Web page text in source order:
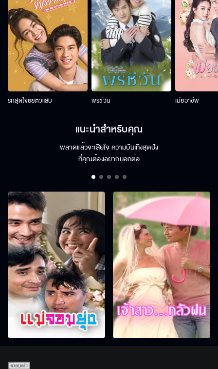
รักสุดใจยัยตัวแสบ พรชีวัน เมียอาชีพ
แนะนำสำหรับคุณ
พลาดแล้วจะเสียใจ ความบันเทิงสุดปัง
ที่คุณต้องอยากบอกต่อ